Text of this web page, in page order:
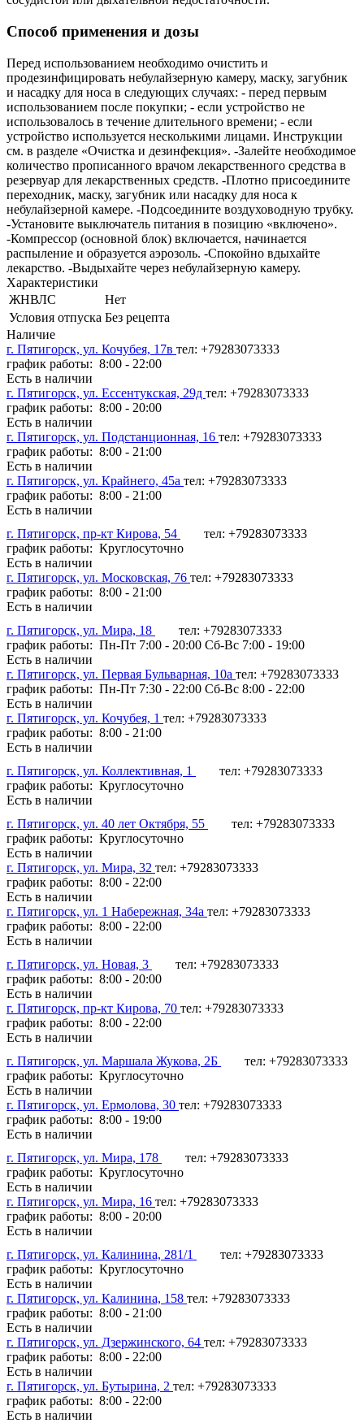
Способ применения и дозы
Перед использованием необходимо очистить и
продезинфицировать небулайзерную камеру, маску, загубник
и насадку для носа в следующих случаях: - перед первым
использованием после покупки; - если устройство не
использовалось в течение длительного времени; - если
устройство используется несколькими лицами. Инструкции
см. в разделе «Очистка и дезинфекция». -Залейте необходимое
количество прописанного врачом лекарственного средства в
резервуар для лекарственных средств. -Плотно присоедините
переходник, маску, загубник или насадку для носа к
небулайзерной камере. -Подсоедините воздуховодную трубку.
-Установите выключатель питания в позицию «включено».
-Компрессор (основной блок) включается, начинается
распыление и образуется аэрозоль. -Спокойно вдыхайте
лекарство. -Выдыхайте через небулайзерную камеру.
Характеристики
ЖНВЛС
Нет
Условия отпуска Без рецепта
Наличие
г. Пятигорск, ул. Кочубея, 17в тел: +79283073333
график работы: 8:00 - 22:00
Есть в наличии
г. Пятигорск, ул. Ессентукская, 29д тел: +79283073333
график работы: 8:00 - 20:00
Есть в наличии
г. Пятигорск, ул. Подстанционная, 16 тел: +79283073333
график работы: 8:00 - 21:00
Есть в наличии
г. Пятигорск, ул. Крайнего, 45а тел: +79283073333
график работы: 8:00 - 21:00
Есть в наличии
г. Пятигорск, пр-кт Кирова, 54
тел: +79283073333
график работы: Круглосуточно
Есть в наличии
г. Пятигорск, ул. Московская, 76 тел: +79283073333
график работы: 8:00 - 21:00
Есть в наличии
г. Пятигорск, ул. Мира, 18
тел: +79283073333
график работы: Пн-Пт 7:00 - 20:00 Сб-Вс 7:00 - 19:00
Есть в наличии
г. Пятигорск, ул. Первая Бульварная, 10а тел: +79283073333
график работы: Пн-Пт 7:30 - 22:00 Сб-Вс 8:00 - 22:00
Есть в наличии
г. Пятигорск, ул. Кочубея, 1 тел: +79283073333
график работы: 8:00 - 21:00
Есть в наличии
г. Пятигорск, ул. Коллективная, 1
тел: +79283073333
график работы: Круглосуточно
Есть в наличии
г. Пятигорск, ул. 40 лет Октября, 55
тел: +79283073333
график работы: Круглосуточно
Есть в наличии
г. Пятигорск, ул. Мира, 32 тел: +79283073333
график работы: 8:00 - 22:00
Есть в наличии
г. Пятигорск, ул. 1 Набережная, 34а тел: +79283073333
график работы: 8:00 - 22:00
Есть в наличии
г. Пятигорск, ул. Новая, 3
тел: +79283073333
график работы: 8:00 - 20:00
Есть в наличии
г. Пятигорск, пр-кт Кирова, 70 тел: +79283073333
график работы: 8:00 - 22:00
Есть в наличии
г. Пятигорск, ул. Маршала Жукова, 2Б
тел: +79283073333
график работы: Круглосуточно
Есть в наличии
г. Пятигорск, ул. Ермолова, 30 тел: +79283073333
график работы: 8:00 - 19:00
Есть в наличии
г. Пятигорск, ул. Мира, 178
тел: +79283073333
график работы: Круглосуточно
Есть в наличии
г. Пятигорск, ул. Мира, 16 тел: +79283073333
график работы: 8:00 - 20:00
Есть в наличии
г. Пятигорск, ул. Калинина, 281/1
тел: +79283073333
график работы: Круглосуточно
Есть в наличии
г. Пятигорск, ул. Калинина, 158 тел: +79283073333
график работы: 8:00 - 21:00
Есть в наличии
г. Пятигорск, ул. Дзержинского, 64 тел: +79283073333
график работы: 8:00 - 22:00
Есть в наличии
г. Пятигорск, ул. Бутырина, 2 тел: +79283073333
график работы: 8:00 - 22:00
Есть в наличии